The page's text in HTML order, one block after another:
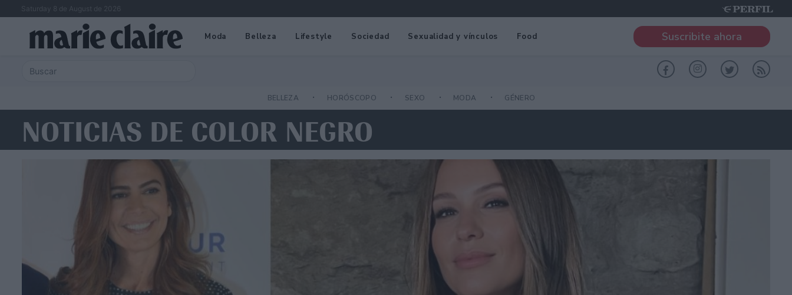
Saturday 8 de August de 2026
Moda Belleza Lifestyle Sociedad Sexualidad y vínculos Food Suscribite ahora
BELLEZA HORÓSCOPO SEXO MODA GÉNERO
NOTICIAS DE COLOR NEGRO